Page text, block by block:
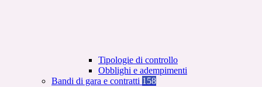
Tipologie di controllo
Obblighi e adempimenti
Bandi di gara e contratti 158